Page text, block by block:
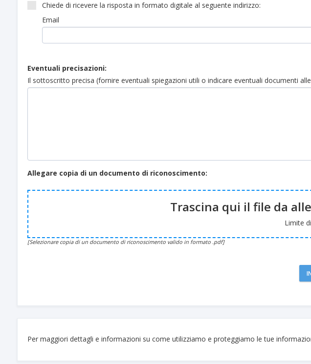
Chiede di ricevere la risposta in formato digitale al seguente indirizzo:
Email
Eventuali precisazioni:
Il sottoscritto precisa (fornire eventuali spiegazioni utili o indicare eventuali documenti
Allegare copia di un documento di riconoscimento:
Trascina qui il file da
Limite
[Selezionare copia di un documento di riconoscimento valido in formato .pdf]
Per maggiori dettagli e informazioni su come utilizziamo e proteggiamo le tue